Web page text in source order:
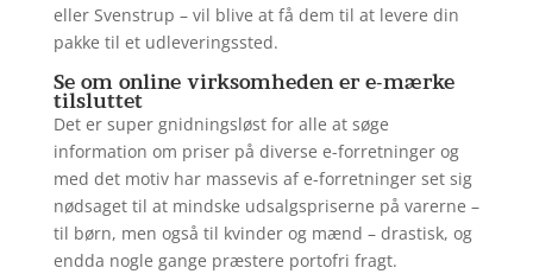
eller Svenstrup – vil blive at få dem til at levere din
pakke til et udleveringssted.
Se om online virksomheden er e-mærke
tilsluttet
Det er super gnidningsløst for alle at søge
information om priser på diverse e-forretninger og
med det motiv har massevis af e-forretninger set sig
nødsaget til at mindske udsalgspriserne på varerne –
til børn, men også til kvinder og mænd – drastisk, og
endda nogle gange præstere portofri fragt.